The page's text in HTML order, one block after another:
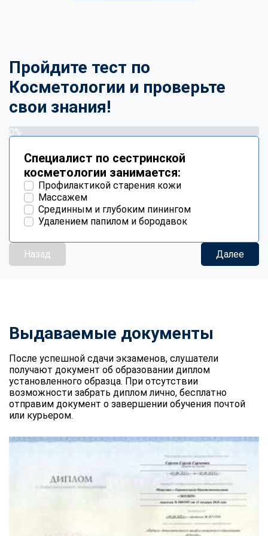
Пройдите тест по
Косметологии и проверьте
свои знания!
0%
Специалист по сестринской
косметологии занимается:
Профилактикой старения кожи
Массажем
Срединным и глубоким пинингом
Удалением папилом и бородавок
Назад Далее
Выдаваемые документы
После успешной сдачи экзаменов, слушатели
получают документ об образовании диплом
установленного образца. При отсутствии
возможности забрать диплом лично, бесплатно
отправим документ о завершении обучения почтой
или курьером.